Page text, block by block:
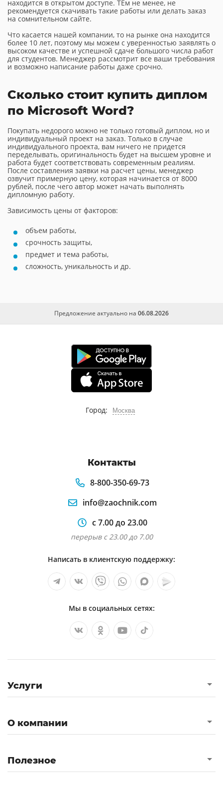
находится в открытом доступе. ТЕм не менее, не
рекомендуется скачивать такие работы или делать заказ
на сомнительном сайте.
Что касается нашей компании, то на рынке она находится
более 10 лет, поэтому мы можем с уверенностью заявлять о
высоком качестве и успешной сдаче большого числа работ
для студентов. Менеджер рассмотрит все ваши требования
и возможно написание работы даже срочно.
Сколько стоит купить диплом
по Microsoft Word?
Покупать недорого можно не только готовый диплом, но и
индивидуальный проект на заказ. Только в случае
индивидуального проекта, вам ничего не придется
переделывать, оригинальность будет на высшем уровне и
работа будет соответствовать современным реалиям.
После составления заявки на расчет цены, менеджер
озвучит примерную цену, которая начинается от 8000
рублей, после чего автор может начать выполнять
дипломную работу.
Зависимость цены от факторов:
объем работы,
срочность защиты,
предмет и тема работы,
сложность, уникальность и др.
Предложение актуально на 06.08.2026
Город: Москва
Контакты
8-800-350-69-73
info@zaochnik.com
с 7.00 до 23.00
перерыв с 23.00 до 7.00
Написать в клиентскую поддержку:
Мы в социальных сетях:
Услуги
О компании
Полезное